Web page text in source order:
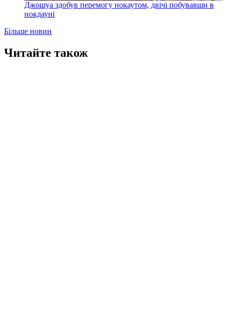
Джошуа здобув перемогу нокаутом, двічі побувавши в
нокдауні
Більше новин
Читайте також